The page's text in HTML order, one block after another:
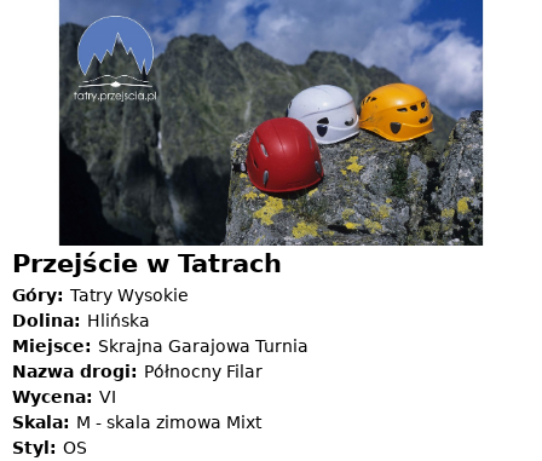
Jump to navigation
Przejście w Tatrach
Góry: Tatry Wysokie
Dolina: Hlińska
Miejsce: Skrajna Garajowa Turnia
Nazwa drogi: Północny Filar
Wycena: VI
Skala: M - skala zimowa Mixt
Styl: OS